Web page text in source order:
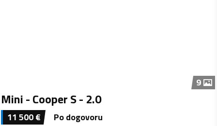
9
Mini - Cooper S - 2.0
11 500€ Po dogovoru